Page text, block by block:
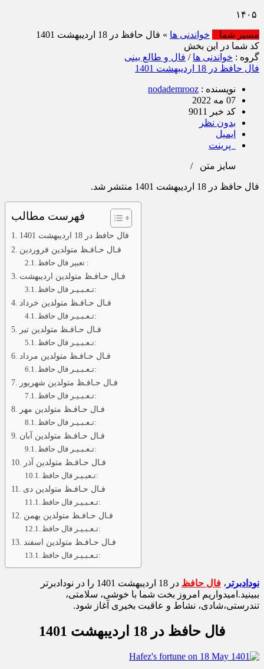
مسیر شما خواندنی ها » فال حافظ در 18 اردیبهشت 1401
کد شما در این بخش
گروه : خواندنی ها / فال و طالع بینی
فال حافظ در 18 اردیبهشت 1401
نویسنده : nodademrooz
07 مه 2022
کد خبر 9011
بدون نظر
ایمیل
پرینت
سایز متن /
فال حافظ در 18 اردیبهشت 1401 منتشر شد.
فهرست مطالب
فال حافظ در 18 اردیبهشت 1401
فـال حـافـظ متولدین فروردین
تعبیر فال حافظ :
فـال حـافـظ متولدین اردیبهشت
تـعـبـیـر فال حافظ:
فـال حـافـظ متولدین خرداد
تـعـبـیـر فال حافظ:
فـال حـافـظ متولدین تیر
تـعـبـیـر فال حافظ:
فـال حـافـظ متولدین مرداد
تـعـبـیـر فال حافظ:
فـال حـافـظ متولدین شهریور
تـعـبـیـر فال حافظ:
فـال حـافـظ متولدین مهر
تـعـبـیـر فال حافظ:
فـال حـافـظ متولدین آبان
تـعـبـیـر فال حافظ:
فـال حـافـظ متولدین آذر
تـعبـیـر فال حافظ:
فـال حـافـظ متولدین دی
تـعـبـیـر فال حافظ:
فـال حـافـظ متولدین بهمن
تـعـبـیـر فال حافظ:
فـال حـافـظ متولدین اسفند
تـعـبـیـر فال حافظ:
نودادبرتر ، فال حافظ
در 18 اردیبهشت 1401 را در نودادبرتر
ببینید.امیدواریم امروز بخت شما با خوشی، سلامتی،
تندرستی،شادی، نشاط و عاقبت بخیری آغاز شود.
فال حافظ در 18 اردیبهشت 1401